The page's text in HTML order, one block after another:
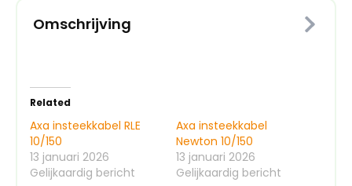
Omschrijving
Related
Axa insteekkabel RLE
10/150
13 januari 2026
Gelijkaardig bericht
Axa insteekkabel
Newton 10/150
13 januari 2026
Gelijkaardig bericht